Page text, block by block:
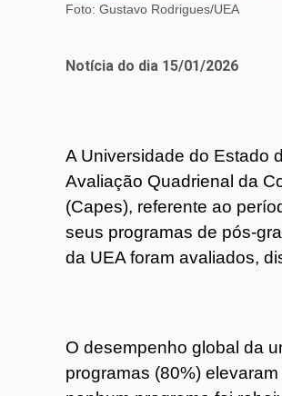
Foto: Gustavo Rodrigues/UEA
Notícia do dia 15/01/2026
A Universidade do Estado
Avaliação Quadrienal da
(Capes), referente ao
seus programas de pós-
da UEA foram avaliados,
O desempenho global da
programas (80%)